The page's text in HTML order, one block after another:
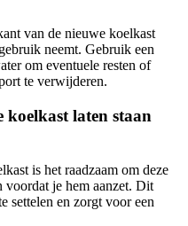
van de nieuwe koelkast
neemt. Gebruik een
om eventuele resten of
te verwijderen.
koelkast laten staan
is het raadzaam om deze
voordat je hem aanzet. Dit
settelen en zorgt voor een